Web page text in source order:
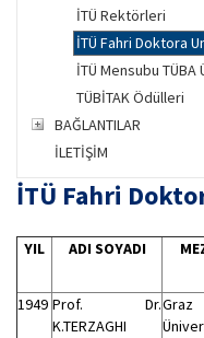
İTÜ Rektörleri
İTÜ Fahri Doktora
İTÜ Mensubu
TÜBİTAK Ödülleri
BAĞLANTILAR
İLETİŞİM
İTÜ Fahri
YIL ADI SOYADI
1949 Prof. Dr.
K.TERZAGHI